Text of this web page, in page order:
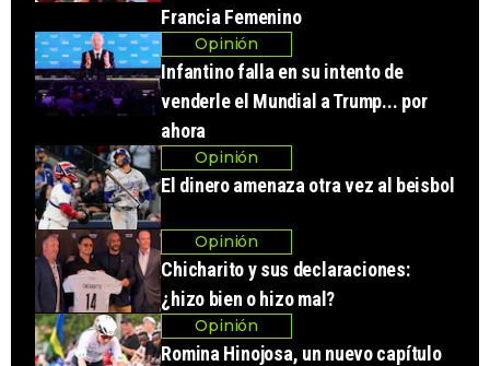
Francia Femenino
Opinión
Infantino falla en su intento de
venderle el Mundial a Trump... por
ahora
Opinión
El dinero amenaza otra vez al beisbol
Opinión
Chicharito y sus declaraciones:
¿hizo bien o hizo mal?
Opinión
Romina Hinojosa, un nuevo capítulo